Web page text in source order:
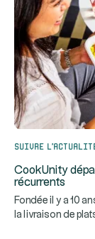
Suivre
CookUnity
récurrents
Fondée il y a 10
la livraison de